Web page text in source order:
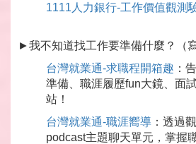
1111人力銀行-工作價值觀測
►我不知道找工作要準備什麼？（
台灣就業通-求職程開箱趣 ：
準備、職涯履歷fun大鏡、面
站！
台灣就業通-職涯嚮導 ：透過
podcast主題聊天單元，掌握